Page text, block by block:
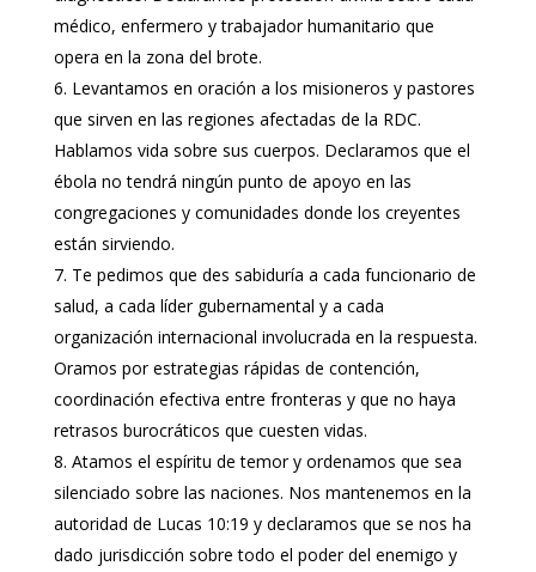
médico, enfermero y trabajador humanitario que
opera en la zona del brote.
Levantamos en oración a los misioneros y pastores
que sirven en las regiones afectadas de la RDC.
Hablamos vida sobre sus cuerpos. Declaramos que el
ébola no tendrá ningún punto de apoyo en las
congregaciones y comunidades donde los creyentes
están sirviendo.
Te pedimos que des sabiduría a cada funcionario de
salud, a cada líder gubernamental y a cada
organización internacional involucrada en la respuesta.
Oramos por estrategias rápidas de contención,
coordinación efectiva entre fronteras y que no haya
retrasos burocráticos que cuesten vidas.
Atamos el espíritu de temor y ordenamos que sea
silenciado sobre las naciones. Nos mantenemos en la
autoridad de Lucas 10:19 y declaramos que se nos ha
dado jurisdicción sobre todo el poder del enemigo y